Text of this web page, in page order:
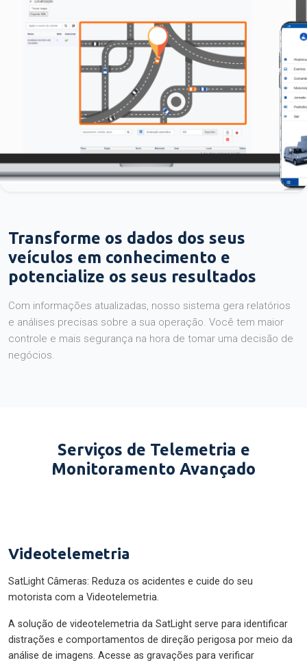
Transforme os dados dos seus
veículos em conhecimento e
potencialize os seus resultados
Com informações atualizadas, nosso sistema gera relatórios
e análises precisas sobre a sua operação. Você tem maior
controle e mais segurança na hora de tomar uma decisão de
negócios.
Serviços de Telemetria e
Monitoramento Avançado
Videotelemetria
SatLight Câmeras: Reduza os acidentes e cuide do seu
motorista com a Videotelemetria.
A solução de videotelemetria da SatLight serve para identificar
distrações e comportamentos de direção perigosa por meio da
análise de imagens. Acesse as gravações para verificar